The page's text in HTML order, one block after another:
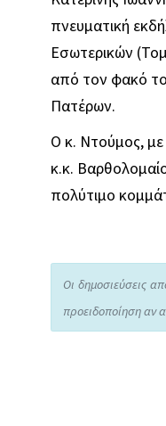
πνευματική
Εσωτερικών
από τον φακό
Πατέρων.
Ο κ. Ντούμος, με
κ.κ.
πολύτιμο
Οι δημοσιεύσεις
προειδοποίηση αν